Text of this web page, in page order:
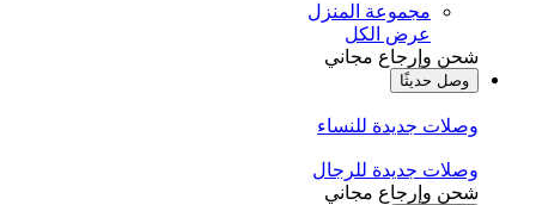
مجموعة المنزل
عرض الكل
شحن وإرجاع مجاني
وصل حديثًا
وصلات جديدة للنساء
وصلات جديدة للرجال
شحن وإرجاع مجاني